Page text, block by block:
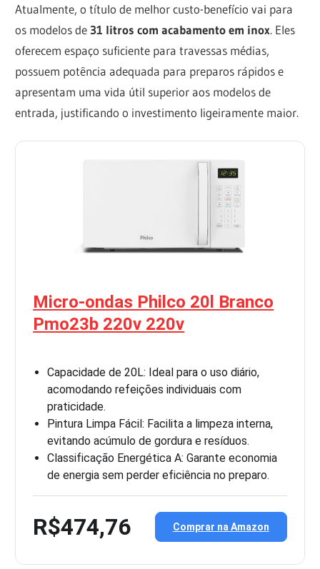
Atualmente, o título de melhor custo-benefício vai para
os modelos de 31 litros com acabamento em inox. Eles
oferecem espaço suficiente para travessas médias,
possuem potência adequada para preparos rápidos e
apresentam uma vida útil superior aos modelos de
entrada, justificando o investimento ligeiramente maior.
Micro-ondas Philco 20l Branco
Pmo23b 220v 220v
Capacidade de 20L: Ideal para o uso diário,
acomodando refeições individuais com
praticidade.
Pintura Limpa Fácil: Facilita a limpeza interna,
evitando acúmulo de gordura e resíduos.
Classificação Energética A: Garante economia
de energia sem perder eficiência no preparo.
R$474,76 Comprar na Amazon